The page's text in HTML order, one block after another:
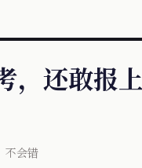
，还敢报
不会错